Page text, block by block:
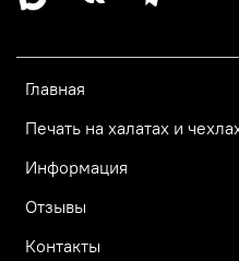
Главная
Печать на халатах и
Информация
Отзывы
Контакты